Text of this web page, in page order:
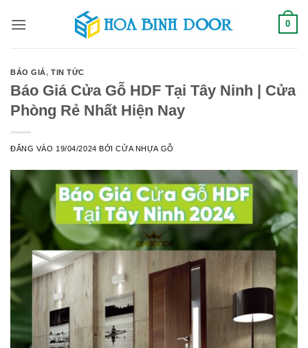
qua
0
BÁO GIÁ,TIN TỨC
Báo Giá Cửa Gỗ HDF Tại Tây Ninh | Cửa
Phòng Rẻ Nhất Hiện Nay
ĐĂNG VÀO 19/04/2024 BỞICỬA NHỰA GỖ